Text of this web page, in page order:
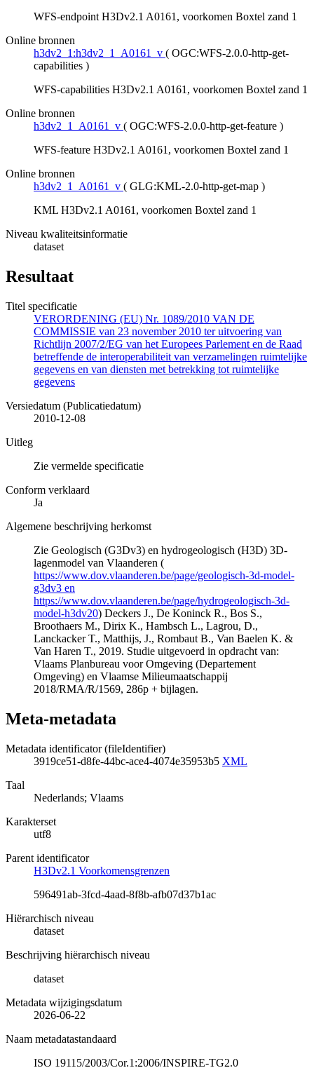
WFS-endpoint H3Dv2.1 A0161, voorkomen Boxtel zand 1
Online bronnen
h3dv2_1:h3dv2_1_A0161_v ( OGC:WFS-2.0.0-http-get-
capabilities )
WFS-capabilities H3Dv2.1 A0161, voorkomen Boxtel zand 1
Online bronnen
h3dv2_1_A0161_v ( OGC:WFS-2.0.0-http-get-feature )
WFS-feature H3Dv2.1 A0161, voorkomen Boxtel zand 1
Online bronnen
h3dv2_1_A0161_v ( GLG:KML-2.0-http-get-map )
KML H3Dv2.1 A0161, voorkomen Boxtel zand 1
Niveau kwaliteitsinformatie
dataset
Resultaat
Titel specificatie
VERORDENING (EU) Nr. 1089/2010 VAN DE
COMMISSIE van 23 november 2010 ter uitvoering van
Richtlijn 2007/2/EG van het Europees Parlement en de Raad
betreffende de interoperabiliteit van verzamelingen ruimtelijke
gegevens en van diensten met betrekking tot ruimtelijke
gegevens
Versiedatum (Publicatiedatum)
2010-12-08
Uitleg
Zie vermelde specificatie
Conform verklaard
Ja
Algemene beschrijving herkomst
Zie Geologisch (G3Dv3) en hydrogeologisch (H3D) 3D-
lagenmodel van Vlaanderen (
https://www.dov.vlaanderen.be/page/geologisch-3d-model-
g3dv3 en
https://www.dov.vlaanderen.be/page/hydrogeologisch-3d-
model-h3dv20) Deckers J., De Koninck R., Bos S.,
Broothaers M., Dirix K., Hambsch L., Lagrou, D.,
Lanckacker T., Matthijs, J., Rombaut B., Van Baelen K. &
Van Haren T., 2019. Studie uitgevoerd in opdracht van:
Vlaams Planbureau voor Omgeving (Departement
Omgeving) en Vlaamse Milieumaatschappij
2018/RMA/R/1569, 286p + bijlagen.
Meta-metadata
Metadata identificator (fileIdentifier)
3919ce51-d8fe-44bc-ace4-4074e35953b5 XML
Taal
Nederlands; Vlaams
Karakterset
utf8
Parent identificator
H3Dv2.1 Voorkomensgrenzen
596491ab-3fcd-4aad-8f8b-afb07d37b1ac
Hiërarchisch niveau
dataset
Beschrijving hiërarchisch niveau
dataset
Metadata wijzigingsdatum
2026-06-22
Naam metadatastandaard
ISO 19115/2003/Cor.1:2006/INSPIRE-TG2.0